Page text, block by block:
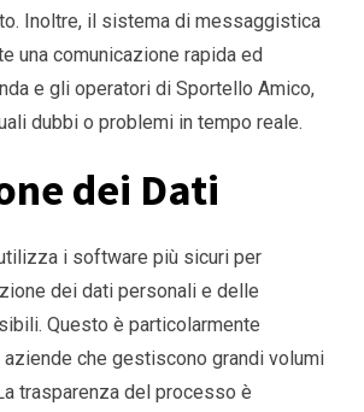
Inoltre, il sistema di messaggistica
una comunicazione rapida ed
e gli operatori di Sportello Amico,
dubbi o problemi in tempo reale.
dei Dati
i software più sicuri per
dei dati personali e delle
Questo è particolarmente
che gestiscono grandi volumi
trasparenza del processo è